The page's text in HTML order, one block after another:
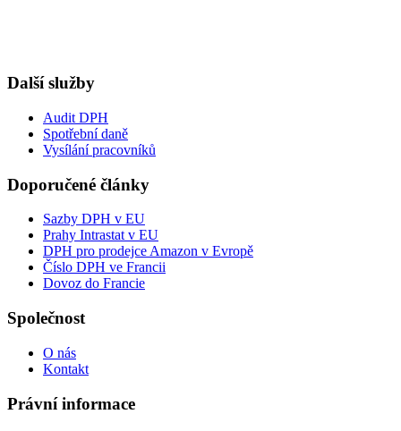
Další služby
Audit DPH
Spotřební daně
Vysílání pracovníků
Doporučené články
Sazby DPH v EU
Prahy Intrastat v EU
DPH pro prodejce Amazon v Evropě
Číslo DPH ve Francii
Dovoz do Francie
Společnost
O nás
Kontakt
Právní informace